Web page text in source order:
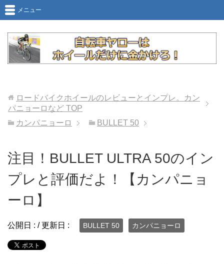
メニュー
ロードバイクホイールのレビューとインプレ。カン
パニョーロなど TOP
カンパニョーロ
BULLET 50
注目！BULLET ULTRA 50のイン
プレと評価だよ！【カンパニョ
ーロ】
公開日 : / 更新日 : BULLET 50 カンパニョーロ